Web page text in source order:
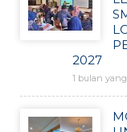
2027
1 bulan